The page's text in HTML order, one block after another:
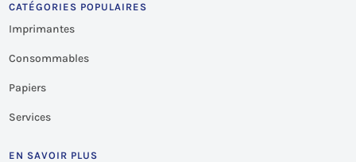
CATÉGORIES POPULAIRES
Imprimantes
Consommables
Papiers
Services
EN SAVOIR PLUS